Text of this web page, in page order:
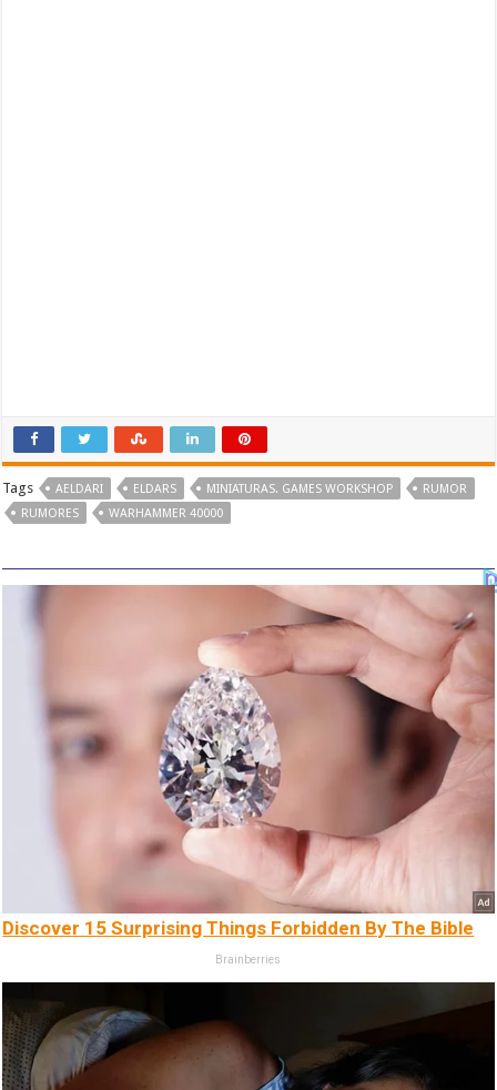
Tags AELDARI ELDARS MINIATURAS. GAMES WORKSHOP
RUMOR
RUMORES
WARHAMMER 40000
Discover 15 Surprising Things Forbidden By The Bible
Brainberries